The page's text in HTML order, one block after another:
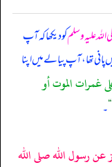
علیہ وسلمکو دیکھا کہ آپ
تھا، آپ پیالے میں اپنا
غمرات الموت أو
“۔
رسول الله صلى الله